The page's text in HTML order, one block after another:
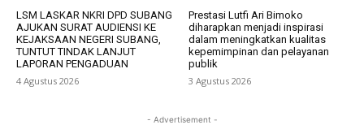
LSM LASKAR NKRI DPD SUBANG
AJUKAN SURAT AUDIENSI KE
KEJAKSAAN NEGERI SUBANG,
TUNTUT TINDAK LANJUT
LAPORAN PENGADUAN
4 Agustus 2026
Prestasi Lutfi Ari Bimoko
diharapkan menjadi inspirasi
dalam meningkatkan kualitas
kepemimpinan dan pelayanan
publik
3 Agustus 2026
- Advertisement -